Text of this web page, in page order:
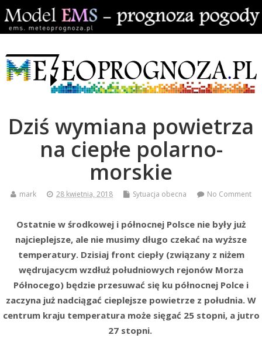
Dziś wymiana powietrza
na ciepłe polarno-
morskie
mark 28 kwietnia, 2018 Sytuacja obecna No Comment
Ostatnie w środkowej i północnej Polsce nie były już
najcieplejsze, ale nie musimy długo czekać na wyższe
temperatury. Dzisiaj front ciepły (związany z niżem
wędrujacycm wzdłuż południowych rejonów Morza
Północego) będzie przesuwać się ku północnej Polce i
zaczyna już nadciągać cieplejsze powietrze z południa. W
centrum kraju temperatura może sięgać 25 stopni, a jutro
27 stopni.